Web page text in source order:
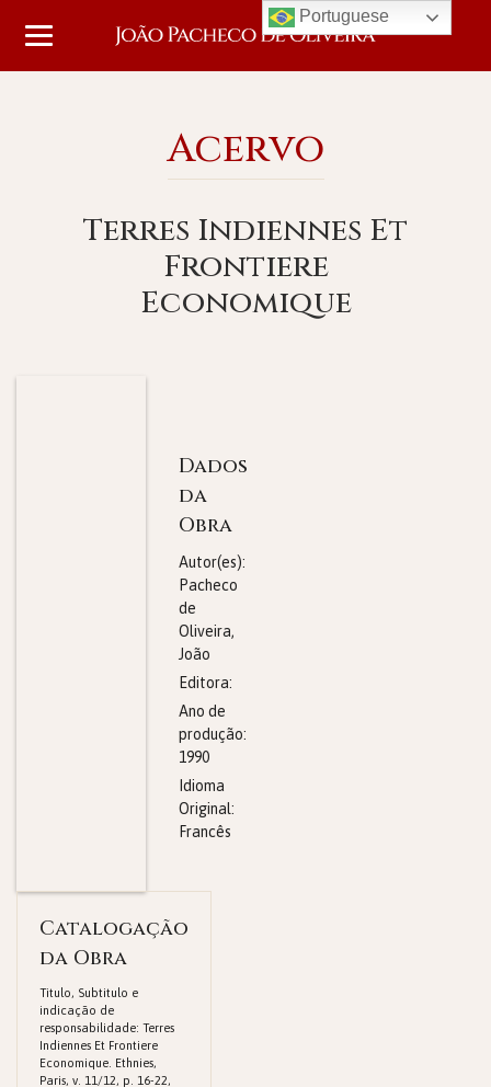
Acervo
Terres Indiennes Et
Frontiere
Economique
Dados
da
Obra
Autor(es):
Pacheco
de
Oliveira,
João
Editora:
Ano de
produção:
1990
Idioma
Original:
Francês
Catalogação
da Obra
Titulo, Subtitulo e
indicação de
responsabilidade: Terres
Indiennes Et Frontiere
Economique. Ethnies,
Paris, v. 11/12, p. 16-22,
Portuguese